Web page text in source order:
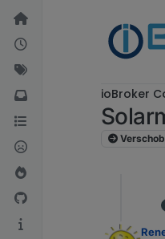
Weiter zum Inhalt
ioBroker